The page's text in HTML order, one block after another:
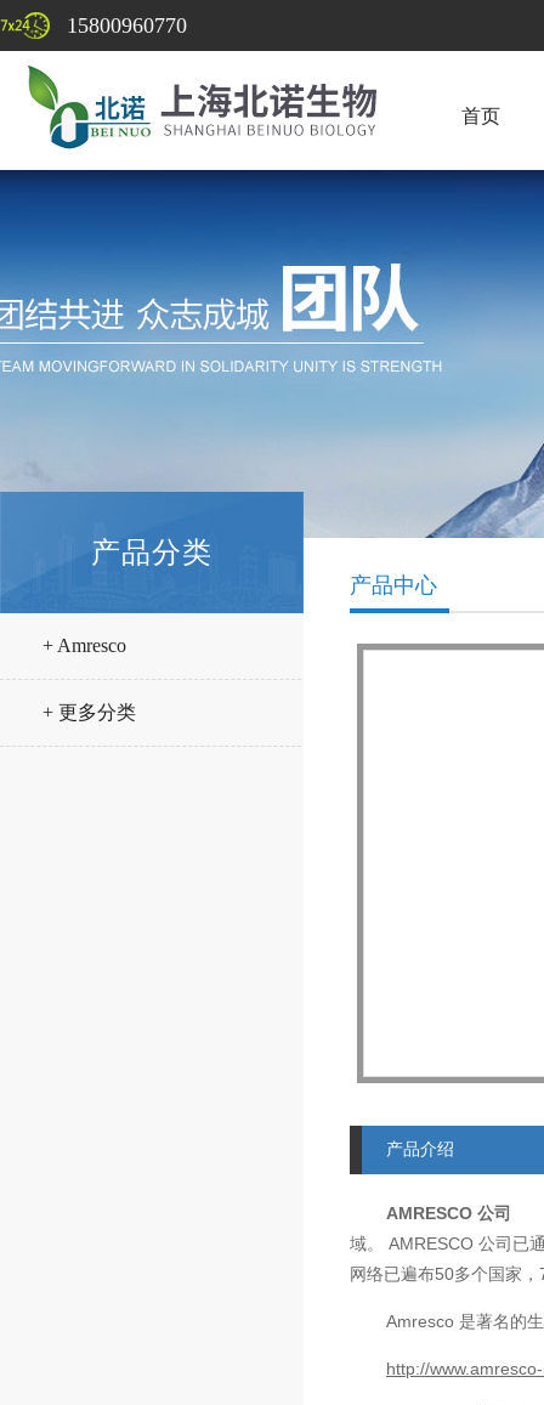
15800960770
首页
产品分类
+ Amresco
+ 更多分类
产品中心
产品介绍
AMRESCO 公司
域。 AMRESCO 公司已
网络已遍布50多个国家，
Amresco 是著名的
http://